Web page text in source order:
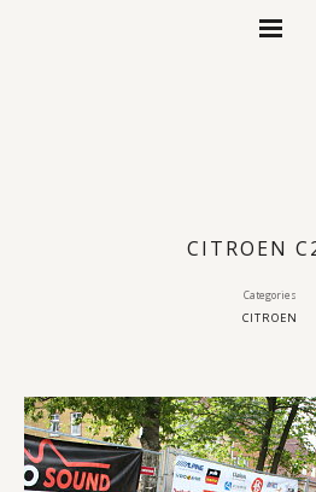
CITROEN
Categories
CITROEN